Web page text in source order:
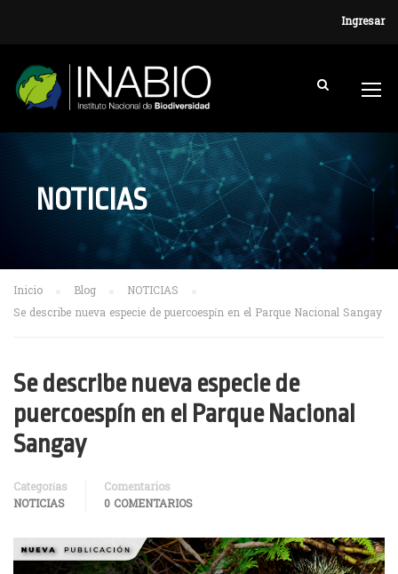
Ingresar
NOTICIAS
Inicio Blog
NOTICIAS
Se describe nueva especie de puercoespín en el Parque Nacional Sangay
Se describe nueva especie de
puercoespín en el Parque Nacional
Sangay
Categorías
NOTICIAS
Comentarios
0 COMENTARIOS